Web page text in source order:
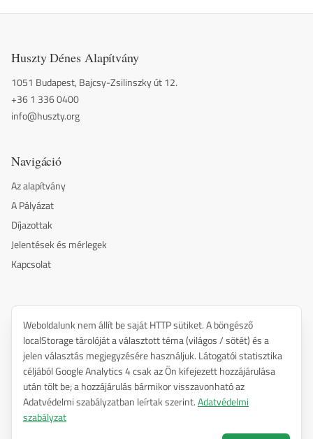
Huszty Dénes Alapítvány
1051 Budapest, Bajcsy-Zsilinszky út 12.
+36 1 336 0400
info@huszty.org
Navigáció
Az alapítvány
A Pályázat
Díjazottak
Jelentések és mérlegek
Kapcsolat
Alapítók és támogatók
Hírközlési és Informatikai Tudományos Egyesület (HTE)
OPAKFI
Entel Kft.
Weboldalunk nem állít be saját HTTP sütiket. A böngésző
localStorage tárolóját a választott téma (világos / sötét) és a
jelen választás megjegyzésére használjuk. Látogatói statisztika
céljából Google Analytics 4 csak az Ön kifejezett hozzájárulása
után tölt be; a hozzájárulás bármikor visszavonható az
Adatvédelmi szabályzatban leírtak szerint.Adatvédelmi
szabályzat